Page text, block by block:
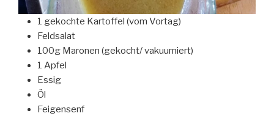
1 gekochte Kartoffel (vom Vortag)
Feldsalat
100g Maronen (gekocht/ vakuumiert)
1 Apfel
Essig
Öl
Feigensenf